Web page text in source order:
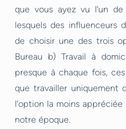
que vous ayez vu l’un
lesquels des influenceurs
de choisir une des trois
Bureau b) Travail à
presque à chaque fois,
que travailler uniquement
l’option la moins
notre époque.